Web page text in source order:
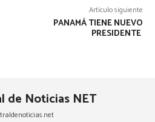
Artículo siguiente
PANAMÁ TIENE NUEVO
PRESIDENTE
de Noticias NET